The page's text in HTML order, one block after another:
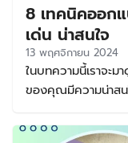
8 เทคนิคออก
เด่น น่าสนใจ
13 พฤศจิกายน 2024
ในบทความนี้เราจะ
ของคุณมีความน่าสน